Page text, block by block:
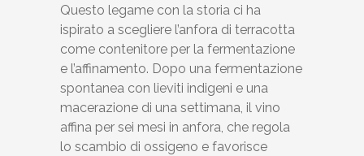
Questo legame con la storia ci ha
ispirato a scegliere l’anfora di terracotta
come contenitore per la fermentazione
e l’affinamento. Dopo una fermentazione
spontanea con lieviti indigeni e una
macerazione di una settimana, il vino
affina per sei mesi in anfora, che regola
lo scambio di ossigeno e favorisce